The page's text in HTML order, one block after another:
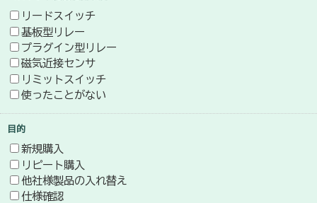
リードスイッチ
基板型リレー
プラグイン型リレー
磁気近接センサ
リミットスイッチ
使ったことがない
目的
新規購入
リピート購入
他社様製品の入れ替え
仕様確認